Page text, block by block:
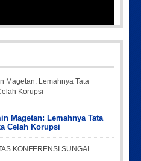
55-35-604
24-51-034
27-26-448
12-12.53.38
WA0043
Magetan: Lemahnya Tata
Celah Korupsi